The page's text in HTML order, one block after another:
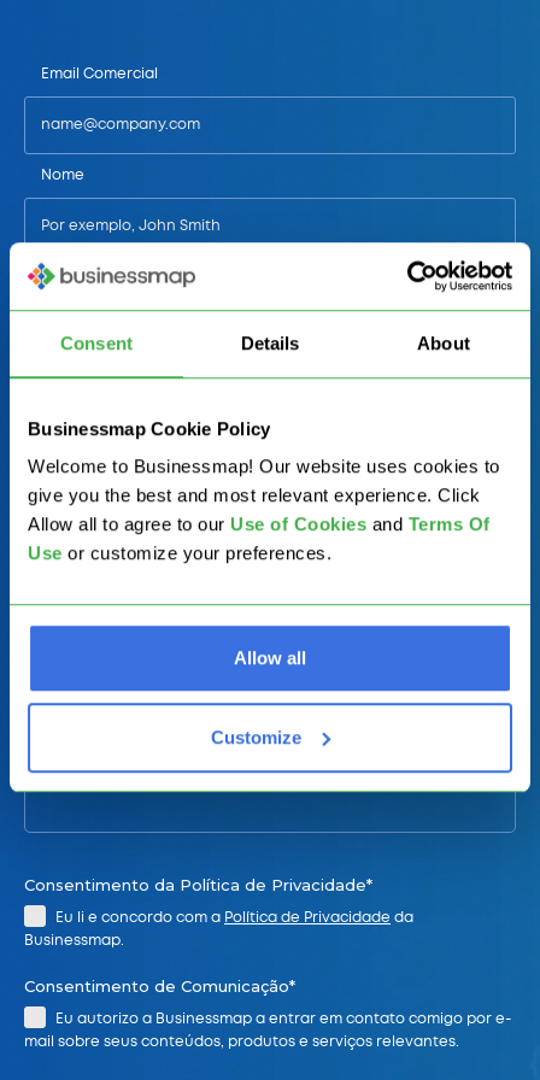
Consent Details About
Businessmap Cookie Policy
Welcome to Businessmap! Our website uses cookies to
give you the best and most relevant experience. Click
Allow all to agree to our Use of Cookies and Terms Of
Use or customize your preferences.
Allow all
Customize
Email Comercial
Nome
Telefone
País/Estado
Função/Departamento de Trabalho
Consentimento da Política de Privacidade*
Eu li e concordo com a Política de Privacidade da
Businessmap.
Consentimento de Comunicação*
Eu autorizo a Businessmap a entrar em contato comigo por e-
mail sobre seus conteúdos, produtos e serviços relevantes.